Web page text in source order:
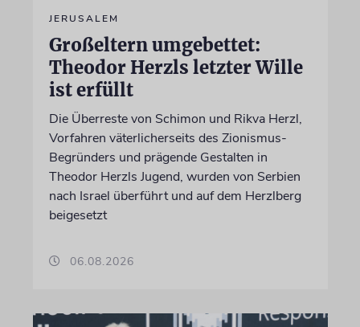
JERUSALEM
Großeltern umgebettet:
Theodor Herzls letzter Wille
ist erfüllt
Die Überreste von Schimon und Rikva Herzl,
Vorfahren väterlicherseits des Zionismus-
Begründers und prägende Gestalten in
Theodor Herzls Jugend, wurden von Serbien
nach Israel überführt und auf dem Herzlberg
beigesetzt
06.08.2026